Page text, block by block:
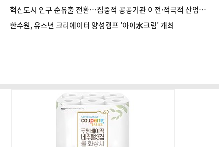
혁신도시 인구 순유출 전환…집중적 공공기관 이전·적극적 산업정
책 필요
한수원, 유소년 크리에이터 양성캠프 '아이水크림' 개최